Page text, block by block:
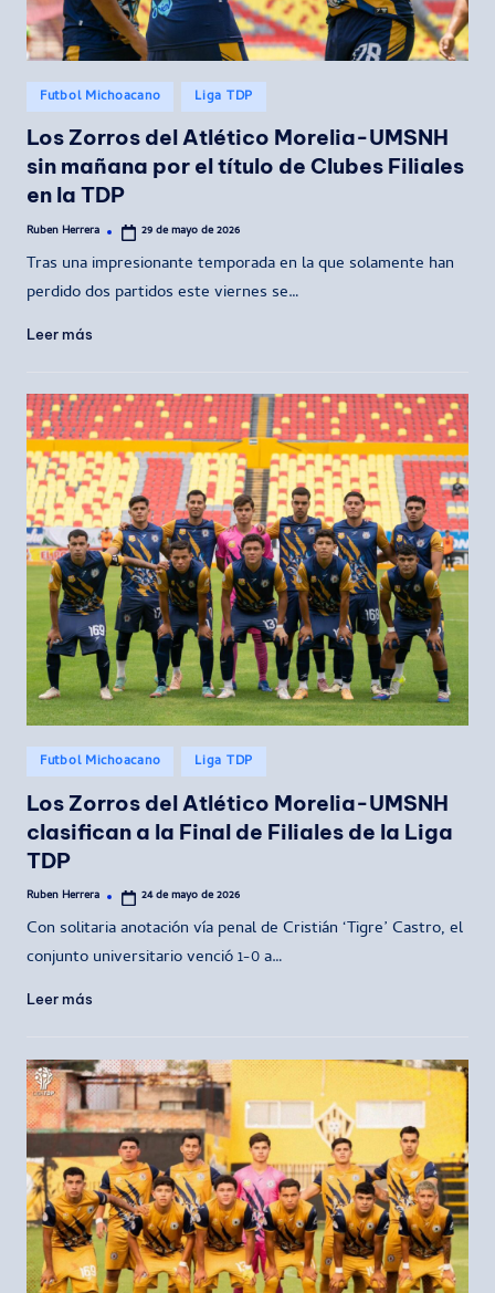
Publicado
en
Futbol Michoacano Liga TDP
Los Zorros del Atlético Morelia-UMSNH
sin mañana por el título de Clubes Filiales
en la TDP
Publicado
Ruben Herrera 29 de mayo de 2026
Tras una impresionante temporada en la que solamente han
perdido dos partidos este viernes se…
Leer más
Publicado
en
Futbol Michoacano Liga TDP
Los Zorros del Atlético Morelia-UMSNH
clasifican a la Final de Filiales de la Liga
TDP
Publicado
Ruben Herrera 24 de mayo de 2026
Con solitaria anotación vía penal de Cristián ‘Tigre’ Castro, el
conjunto universitario venció 1-0 a…
Leer más